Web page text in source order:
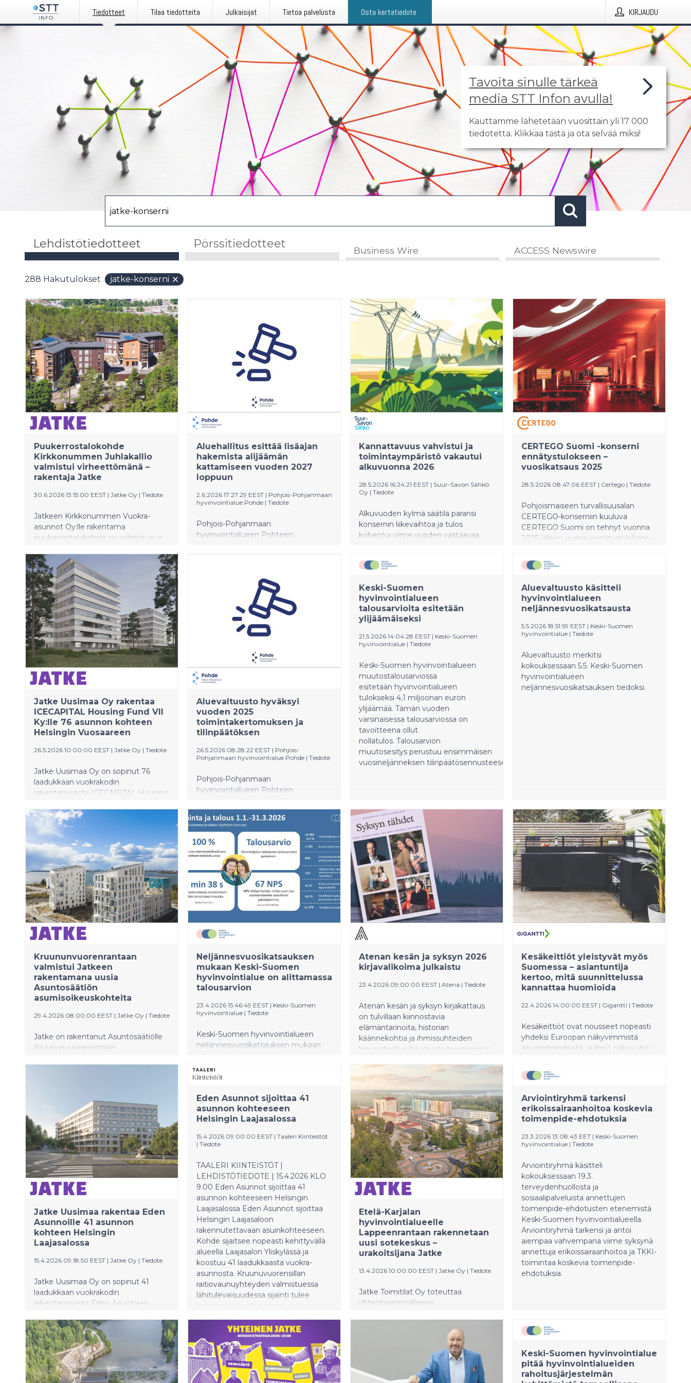
Tiedotteet Tilaa tiedotteita Julkaisijat Tietoa palvelusta Osta kertatiedote KIRJAUDU
Tavoita sinulle tärkeä
media STT Infon avulla!
Kauttamme lähetetään vuosittain yli 17 000
tiedotetta. Klikkaa tästä ja ota selvää miksi!
Lehdistötiedotteet Pörssitiedotteet Business Wire ACCESS Newswire
288 Hakutulokset jatke-konserni
Puukerrostalokohde
Kirkkonummen Juhlakallio
valmistui virheettömänä –
rakentaja Jatke
30.6.2026 13:15:00 EEST | Jatke Oy | Tiedote
Jatkeen Kirkkonummen Vuokra-
asunnot Oy:lle rakentama
puukerrostalokohde on valmistunut
hankkeessa päässyt hyödyntämään
aktiivisesti kehittämäänsä
puurakentamisen osaamista.
Aluehallitus esittää lisäajan
hakemista alijäämän
kattamiseen vuoden 2027
loppuun
2.6.2026 17:27:29 EEST | Pohjois-Pohjanmaan
hyvinvointialue Pohde | Tiedote
Pohjois-Pohjanmaan
hyvinvointialueen Pohteen
aluevaltuustolle, että Pohde hakee
alijäämien kattamiselle lisäaikaa
vuoden 2027 loppuun.
Kannattavuus vahvistui ja
toimintaympäristö vakautui
alkuvuonna 2026
28.5.2026 16:24:21 EEST | Suur-Savon Sähkö
Oy | Tiedote
Alkuvuoden kylmä säätila paransi
konsernin liikevaihtoa ja tulos
kohentui viime vuoden vastaavaa
vuonna oli tappiolla -2,1 milj. euroa.
sähkönmyynti (Lumme Energia) oli
keskeisin tekijä, joka vei konsernin
alkuvuoden tuloksen tappiolle.
CERTEGO Suomi -konserni
ennätystulokseen –
vuosikatsaus 2025
28.5.2026 08:47:06 EEST | Certego | Tiedote
Pohjoismaiseen turvallisuusalan
CERTEGO-konserniin kuuluva
CERTEGO Suomi on tehnyt vuonna
2025 jälleen uuden ennätystuloksen.
kehitystrendi on seurausta
useamman vuoden jatkuneesta
huomioitu sekä alan kehityksen että
yleisen turvallisuustilanteen tuomia
vaatimuksia.
Jatke Uusimaa Oy rakentaa
ICECAPITAL Housing Fund VII
Ky:lle 76 asunnon kohteen
Helsingin Vuosaareen
26.5.2026 10:00:00 EEST | Jatke Oy | Tiedote
Jatke Uusimaa Oy on sopinut 76
laadukkaan vuokrakodin
rakentamisesta ICECAPITAL Housing
Vuosaareen valmistuvan
asuntokohteen, Asunto Oy Helsingin
Evian, rakennustyöt alkavat heti.
Kohde valmistuu vuoden 2027
lopulla.
Aluevaltuusto hyväksyi
vuoden 2025
toimintakertomuksen ja
tilinpäätöksen
26.5.2026 08:28:22 EEST | Pohjois-
Pohjanmaan hyvinvointialue Pohde | Tiedote
Pohjois-Pohjanmaan
hyvinvointialueen Pohteen
puheenjohtaja Matti Sorosen johdolla.
Aluevaltuusto hyväksyi
hyvinvointialueen
toimintakertomuksen ja
tilinpäätöksen vuodelta 2025.
Talouden tilanne jatkuu tiukkana
myös kuluvana ja seuraavina vuosina.
Keski-Suomen
hyvinvointialueen
talousarvioita esitetään
ylijäämäiseksi
21.5.2026 14:04:28 EEST | Keski-Suomen
hyvinvointialue | Tiedote
Keski-Suomen hyvinvointialueen
muutostalousarviossa
esitetään hyvinvointialueen
tulokseksi 4,1 miljoonan euron
ylijäämää. Tämän vuoden
varsinaisessa talousarviossa on
tavoitteena ollut
nollatulos. Talousarvion
muutosesitys perustuu ensimmäisen
vuosineljänneksen tilinpäätösennusteeseen.
Aluevaltuusto käsitteli
hyvinvointialueen
neljännesvuosikatsausta
5.5.2026 18:51:59 EEST | Keski-Suomen
hyvinvointialue | Tiedote
Aluevaltuusto merkitsi
kokouksessaan 5.5. Keski-Suomen
hyvinvointialueen
neljännesvuosikatsauksen tiedoksi.
Kruununvuorenrantaan
valmistui Jatkeen
rakentamana uusia
Asuntosäätiön
asumisoikeuskohteita
29.4.2026 08:00:00 EEST | Jatke Oy | Tiedote
Jatke on rakentanut Asuntosäätiölle
Kruununvuorenrantaan
urakka valmistui huhtikuun lopulla
Neljännesvuosikatsauksen
mukaan Keski-Suomen
hyvinvointialue on alittamassa
talousarvion
23.4.2026 15:46:49 EEST | Keski-Suomen
hyvinvointialue | Tiedote
Keski-Suomen hyvinvointialueen
neljännesvuosikatsauksen mukaan
toteutumassa hieman talousarviota
parempana.
koko vuoden tulos olisi jäämässä noin
4 miljoonaa euroa ylijäämäiseksi, kun
talousarviossa on tavoiteltu
Atenan kesän ja syksyn 2026
kirjavalikoima julkaistu
23.4.2026 09:00:00 EEST | Atena | Tiedote
Atenan kesän ja syksyn kirjakattaus
on tulvillaan kiinnostavia
elämäntarinoita, historian
käännekohtia ja ihmissuhteiden
kipupisteitä sekä ideoita hyvinvoinnin
lukijoille näkökulmia ymmärtää aikaa,
jota elämme.
Kesäkeittiöt yleistyvät myös
Suomessa – asiantuntija
kertoo, mitä suunnittelussa
kannattaa huomioida
22.4.2026 14:00:00 EEST | Gigantti | Tiedote
Kesäkeittiöt ovat nousseet nopeasti
yhdeksi Euroopan näkyvimmistä
asumistrendeistä, ja ilmiö näkyy yhä
missä ulkotilat olivat aiemmin lähinnä
grillausta varten, niihin rakennetaan
yhdessäoloon suunniteltuja
keittiöympäristöjä.
Jatke Uusimaa rakentaa Eden
Asunnoille 41 asunnon
kohteen Helsingin
Laajasalossa
15.4.2026 09:18:50 EEST | Jatke Oy | Tiedote
Jatke Uusimaa Oy on sopinut 41
laadukkaan vuokrakodin
rakentamisesta Eden Asuntojen
Yliskylään valmistuvan
asuntokohteen, Laajasalon Minean
rakennustyöt alkavat heti, ja sen on
tarkoitus valmistua vuonna 2027.
Eden Asunnot sijoittaa 41
asunnon kohteeseen
Helsingin Laajasalossa
15.4.2026 09:00:00 EEST | Taaleri Kiinteistöt
| Tiedote
TAALERI KIINTEISTÖT |
LEHDISTÖTIEDOTE | 15.4.2026 KLO
9.00 Eden Asunnot sijoittaa 41
asunnon kohteeseen Helsingin
Laajasalossa Eden Asunnot sijoittaa
Helsingin Laajasaloon
rakennutettavaan asuinkohteeseen.
Kohde sijaitsee nopeasti kehittyvällä
alueella Laajasalon Yliskylässä ja
koostuu 41 laadukkaasta vuokra-
asunnosta. Kruunuvuorensillan
raitiovaunuyhteyden valmistuessa
lähitulevaisuudessa sijainti tulee
tarjoamaan uuden tason
nopeat ja vaivattomat yhteydet
kaupungin keskustaan. Kohde on
suunniteltu jokapäiväistä mukavuutta
ajatellen, ja jokaisessa asunnossa on
muun muassa lasitettu parveke ja
Etelä-Karjalan
hyvinvointialueelle
Lappeenrantaan rakennetaan
uusi sotekeskus –
urakoitsijana Jatke
13.4.2026 10:00:00 EEST | Jatke Oy | Tiedote
Jatke Toimitilat Oy toteuttaa
yhteistoiminnallisena
sotekeskuksen. Uusi sotekeskus
tulee korvaamaan Etelä-Karjalan
hyvinvointialueen (Ekhva) Armilan
hyvinvointiaseman, jonka toiminnot
Arviointiryhmä tarkensi
erikoissairaanhoitoa koskevia
toimenpide-ehdotuksia
23.3.2026 13:08:43 EET | Keski-Suomen
hyvinvointialue | Tiedote
Arviointiryhmä käsitteli
kokouksessaan 19.3.
terveydenhuollosta ja
sosiaalipalveluista annettujen
toimenpide-ehdotusten etenemistä
Keski-Suomen hyvinvointialueella.
Arviointiryhmä tarkensi ja antoi
aiempaa vahvempana viime syksynä
annettuja erikoissairaanhoitoa ja TKKI-
toimintaa koskevia toimenpide-
ehdotuksia.
Keski-Suomen hyvinvointialue
pitää hyvinvointialueiden
rahoitusjärjestelmän